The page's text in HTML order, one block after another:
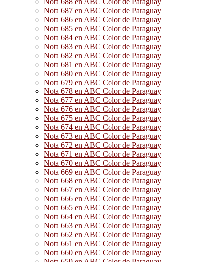
Nota 688 en ABC Color de Paraguay
Nota 687 en ABC Color de Paraguay
Nota 686 en ABC Color de Paraguay
Nota 685 en ABC Color de Paraguay
Nota 684 en ABC Color de Paraguay
Nota 683 en ABC Color de Paraguay
Nota 682 en ABC Color de Paraguay
Nota 681 en ABC Color de Paraguay
Nota 680 en ABC Color de Paraguay
Nota 679 en ABC Color de Paraguay
Nota 678 en ABC Color de Paraguay
Nota 677 en ABC Color de Paraguay
Nota 676 en ABC Color de Paraguay
Nota 675 en ABC Color de Paraguay
Nota 674 en ABC Color de Paraguay
Nota 673 en ABC Color de Paraguay
Nota 672 en ABC Color de Paraguay
Nota 671 en ABC Color de Paraguay
Nota 670 en ABC Color de Paraguay
Nota 669 en ABC Color de Paraguay
Nota 668 en ABC Color de Paraguay
Nota 667 en ABC Color de Paraguay
Nota 666 en ABC Color de Paraguay
Nota 665 en ABC Color de Paraguay
Nota 664 en ABC Color de Paraguay
Nota 663 en ABC Color de Paraguay
Nota 662 en ABC Color de Paraguay
Nota 661 en ABC Color de Paraguay
Nota 660 en ABC Color de Paraguay